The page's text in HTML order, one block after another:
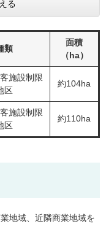
る
類
面積
（ha）
施設制限
区
約104ha
施設制限
区
約110ha
地域、近隣商業地域を